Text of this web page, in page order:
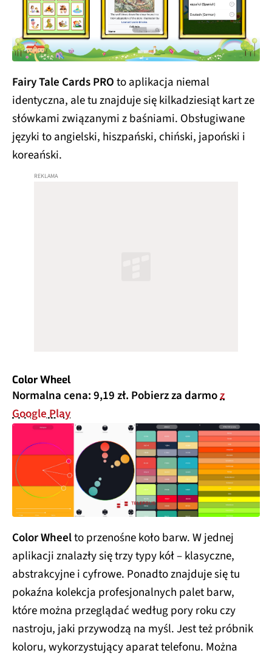
Fairy Tale Cards PROto aplikacja niemal
identyczna, ale tu znajduje się kilkadziesiąt kart ze
słówkami związanymi z baśniami. Obsługiwane
języki to angielski, hiszpański, chiński, japoński i
koreański.
Color Wheel
Normalna cena: 9,19 zł. Pobierz za darmoz
Google Play
Color Wheelto przenośne koło barw. W jednej
aplikacji znalazły się trzy typy kół – klasyczne,
abstrakcyjne i cyfrowe. Ponadto znajduje się tu
pokaźna kolekcja profesjonalnych palet barw,
które można przeglądać według pory roku czy
nastroju, jaki przywodzą na myśl. Jest też próbnik
koloru, wykorzystujący aparat telefonu. Można